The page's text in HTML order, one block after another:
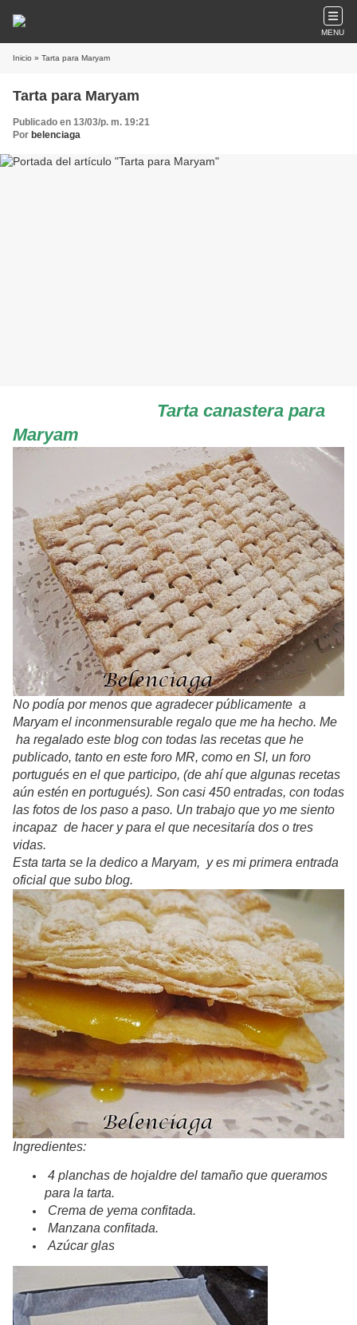
MENU
Inicio » Tarta para Maryam
Tarta para Maryam
Publicado en 13/03/p. m. 19:21
Por belenciaga
Tarta canastera para
Maryam
No podía por menos que agradecer públicamente a
Maryam el inconmensurable regalo que me ha hecho. Me
ha regalado este blog con todas las recetas que he
publicado, tanto en este foro MR, como en SI, un foro
portugués en el que participo, (de ahí que algunas recetas
aún estén en portugués). Son casi 450 entradas, con todas
las fotos de los paso a paso. Un trabajo que yo me siento
incapaz de hacer y para el que necesitaría dos o tres
vidas.
Esta tarta se la dedico a Maryam, y es mi primera entrada
oficial que subo blog.
Ingredientes:
4 planchas de hojaldre del tamaño que queramos
para la tarta.
Crema de yema confitada.
Manzana confitada.
Azúcar glas